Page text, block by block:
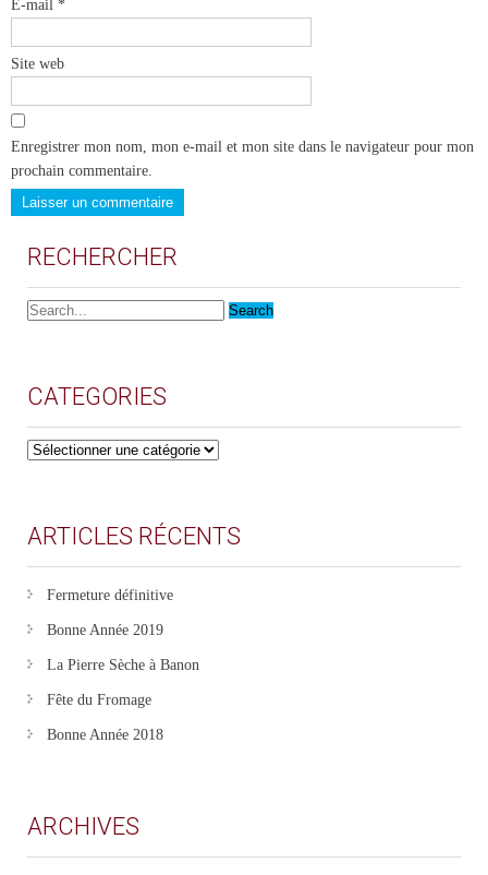
E-mail *
Site web
Enregistrer mon nom, mon e-mail et mon site dans le navigateur pour mon
prochain commentaire.
RECHERCHER
CATEGORIES
CATEGORIES
ARTICLES RÉCENTS
Fermeture définitive
Bonne Année 2019
La Pierre Sèche à Banon
Fête du Fromage
Bonne Année 2018
ARCHIVES